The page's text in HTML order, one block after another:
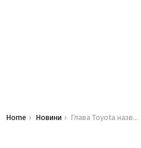
You are here:
Home Новини Глава Toyota назвав свій головний страх, пов’язаний з електромобілями